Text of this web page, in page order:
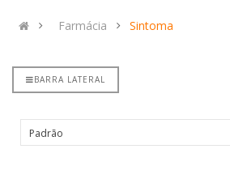
Farmácia Sintoma
BARRA LATERAL